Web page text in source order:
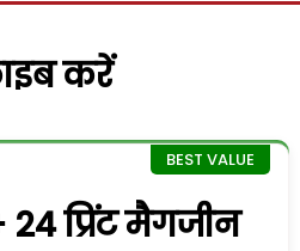
करें
प्रिंट मैगजीन